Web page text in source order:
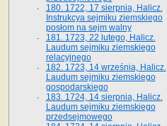
180. 1722, 17 sierpnia, Halicz.
Instrukcya sejmiku ziemskiego
posłom na sejm walny
181. 1723, 22 lutego, Halicz.
Laudum sejmiku ziemskiego
relacyjnego
182. 1723, 14 września, Halicz.
Laudum sejmiku ziemskiego
gospodarskiego
183. 1724, 14 sierpnia, Halicz.
Laudum sejmiku ziemskiego
przedsejmowego